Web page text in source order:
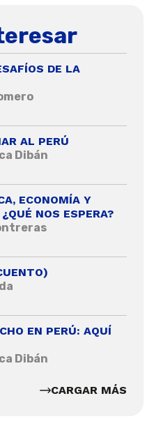
DE LA
AL PERÚ
Dibán
ECONOMÍA Y
NOS ESPERA?
EN PERÚ: AQUÍ
Dibán
CARGAR MÁS